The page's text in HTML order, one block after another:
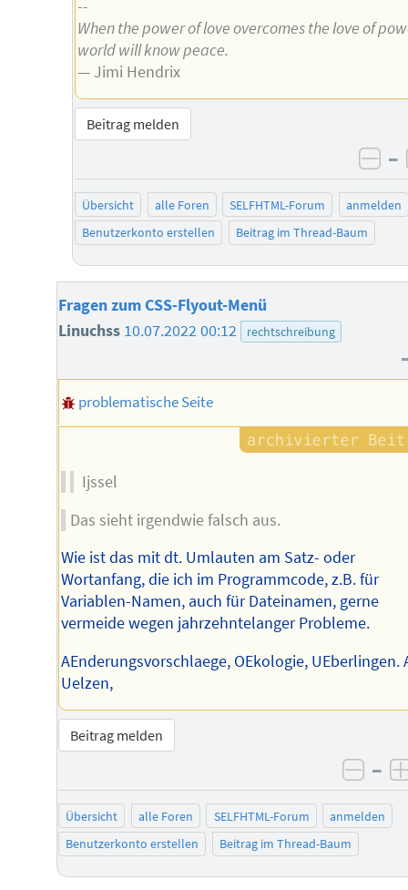
--
When the power of love overcomes the love of
world will know peace.
— Jimi Hendrix
Beitrag melden
–
Übersicht alle Foren SELFHTML-Forum
anmelden
Benutzerkonto erstellen
Beitrag im Thread-Baum
Fragen zum CSS-Flyout-Menü
Linuchss 10.07.2022 00:12 rechtschreibung
problematische Seite
Ijssel
Das sieht irgendwie falsch aus.
Wie ist das mit dt. Umlauten am Satz- oder
Wortanfang, die ich im Programmcode, z.B. für
Variablen-Namen, auch für Dateinamen, gerne
vermeide wegen jahrzehntelanger Probleme.
AEnderungsvorschlaege, OEkologie, UEberlingen.
Uelzen,
Beitrag melden
–
Übersicht alle Foren SELFHTML-Forum
anmelden
Benutzerkonto erstellen
Beitrag im Thread-Baum